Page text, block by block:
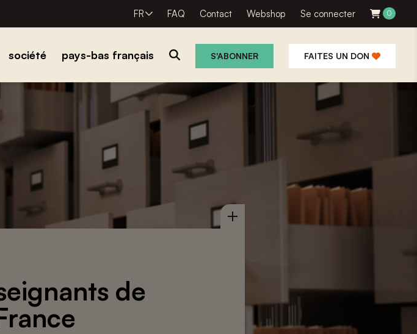
FR FAQ Contact Webshop Se connecter 0
société pays-bas français S'ABONNER FAITES UN DON
de